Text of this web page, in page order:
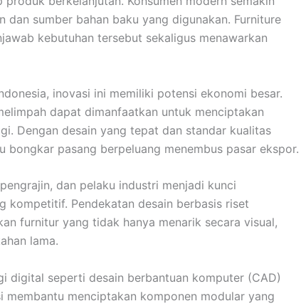
dan sumber bahan baku yang digunakan. Furniture
kebutuhan tersebut sekaligus menawarkan
inovasi ini memiliki potensi ekonomi besar.
dapat dimanfaatkan untuk menciptakan
Dengan desain yang tepat dan standar kualitas
bongkar pasang berpeluang menembus pasar ekspor.
dan pelaku industri menjadi kunci
kompetitif. Pendekatan desain berbasis riset
furnitur yang tidak hanya menarik secara visual,
lama.
digital seperti desain berbantuan komputer (CAD)
membantu menciptakan komponen modular yang